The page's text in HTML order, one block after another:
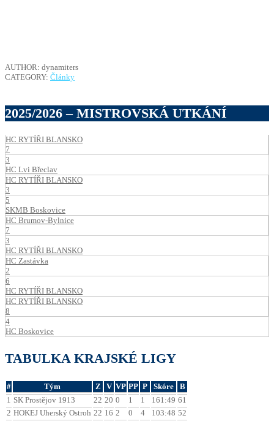
AUTHOR: dynamiters
CATEGORY: Články
2025/2026 – MISTROVSKÁ UTKÁNÍ
HC RYTÍŘI BLANSKO
7
3
HC Lvi Břeclav
HC RYTÍŘI BLANSKO
3
5
SKMB Boskovice
HC Brumov-Bylnice
7
3
HC RYTÍŘI BLANSKO
HC Zastávka
2
6
HC RYTÍŘI BLANSKO
HC RYTÍŘI BLANSKO
8
4
HC Boskovice
TABULKA KRAJSKÉ LIGY
# Tým Z V VP PP P Skóre
B
1 SK Prostějov 1913 22 20 0 1 1 161:49 61
2 HOKEJ Uherský Ostroh 22 16 2 0 4 103:48 52